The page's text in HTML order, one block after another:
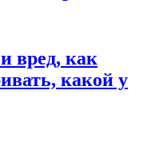
вред, как
какой у